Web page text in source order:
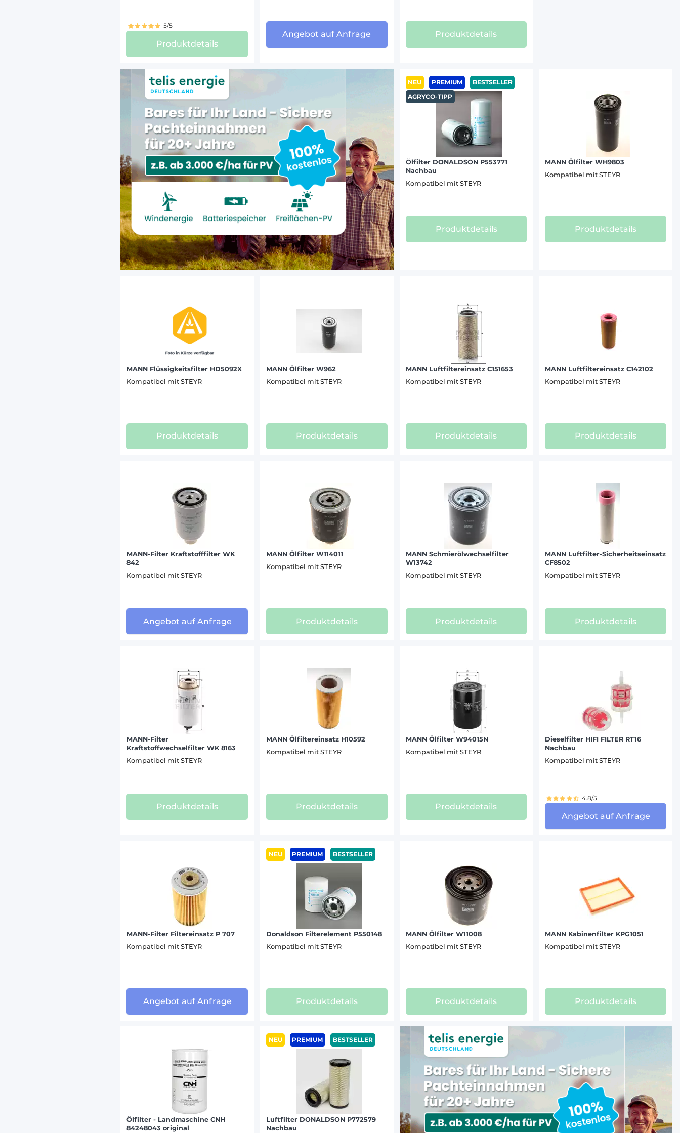
GOLDONI (38)
JCB (74)
JLG (23)
KRAMER (41)
KUBOTA (37)
LAMBORGHINI (94)
LINDNER (41)
MANITOU (64)
SAME (101)
TECNOMA (29)
VALPADANA (23)
WEIDEMANN (36)
ZETOR (49)
4065 Kompakt (5)
4065 S KOMPAKT (2)
4075 Kompakt (7)
4095 Kompakt (7)
6135 PROFI (2)
6140 CVT (2)
6140 PROFI (2)
6145 CVT (2)
6150 CVT (2)
6165 CVT (2)
6170 CVT (1)
6175 CVT (2)
6180 CVT (2)
6185 CVT (2)
6195 CVT (2)
6210 CVT (2)
8080 A (13)
8100 (1)
8110 A (9)
8110 (1)
8120 A (8)
8150 A (8)
8160 A (8)
8165 A (9)
9083 A (9)
9094 (1)
9100 MT (11)
9105 MT (12)
9125 (9)
CVT 120 (10)
CVT 130 (10)
CVT 170 (10)
CVT 6140 (9)
CVT 6145 (9)
CVT 6150 (6)
CVT 6170 (11)
CVT 6195 (10)
CVT 6210 (5)
CVT 6225 (5)
M 968 (2)
M 975 (15)
5/5
Produktdetails
Angebot auf Anfrage Produktdetails
NEU PREMIUM
BESTSELLER
AGRYCO-TIPP
Ölfilter DONALDSON P553771
Nachbau
Kompatibel mit STEYR
Produktdetails
MANN Ölfilter WH9803
Kompatibel mit STEYR
Produktdetails
MANN Flüssigkeitsfilter HD5092X
Kompatibel mit STEYR
Produktdetails
MANN Ölfilter W962
Kompatibel mit STEYR
Produktdetails
MANN Luftfiltereinsatz C151653
Kompatibel mit STEYR
Produktdetails
MANN Luftfiltereinsatz C142102
Kompatibel mit STEYR
Produktdetails
MANN-Filter Kraftstofffilter WK
842
Kompatibel mit STEYR
Angebot auf Anfrage
MANN Ölfilter W114011
Kompatibel mit STEYR
Produktdetails
MANN Schmierölwechselfilter
W13742
Kompatibel mit STEYR
Produktdetails
MANN Luftfilter-Sicherheitseinsatz
CF8502
Kompatibel mit STEYR
Produktdetails
MANN-Filter
Kraftstoffwechselfilter WK 8163
Kompatibel mit STEYR
Produktdetails
MANN Ölfiltereinsatz H10592
Kompatibel mit STEYR
Produktdetails
MANN Ölfilter W94015N
Kompatibel mit STEYR
Produktdetails
Dieselfilter HIFI FILTER RT16
Nachbau
Kompatibel mit STEYR
4.8/5
Angebot auf Anfrage
MANN-Filter Filtereinsatz P 707
Kompatibel mit STEYR
Angebot auf Anfrage
NEU PREMIUM BESTSELLER
Donaldson Filterelement P550148
Kompatibel mit STEYR
Produktdetails
MANN Ölfilter W11008
Kompatibel mit STEYR
Produktdetails
MANN Kabinenfilter KPG1051
Kompatibel mit STEYR
Produktdetails
Ölfilter - Landmaschine CNH
84248043 original
NEU PREMIUM BESTSELLER
Luftfilter DONALDSON P772579
Nachbau